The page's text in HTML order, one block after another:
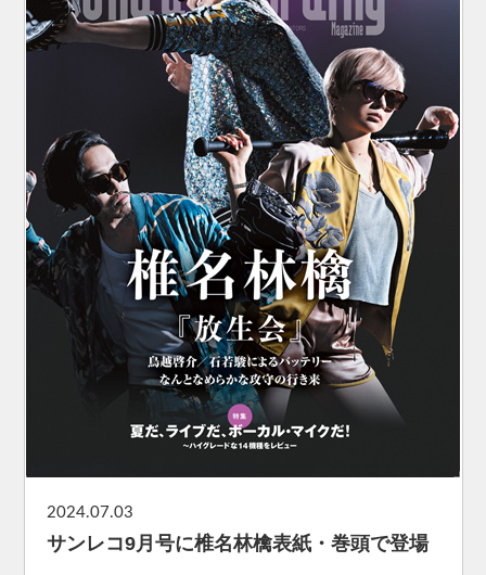
2024.07.03
サンレコ9月号に椎名林檎表紙・巻頭で登場